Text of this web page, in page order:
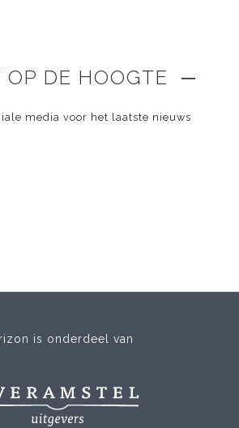
DE HOOGTE ─
media voor het laatste nieuws
is onderdeel van